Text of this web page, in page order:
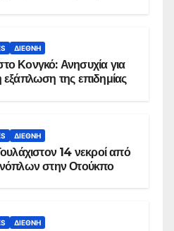
ΔΙΕΘΝΉ
Κονγκό: Ανησυχία για
εξάπλωση της επιδημίας
ΔΙΕΘΝΉ
14 νεκροί από
στην Οτούκπο
ΔΙΕΘΝΉ